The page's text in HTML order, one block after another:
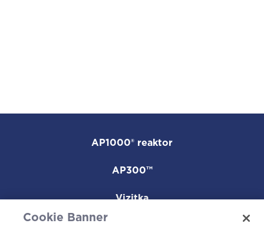
AP1000® reaktor
AP300™
Vizitka
Cookie Banner